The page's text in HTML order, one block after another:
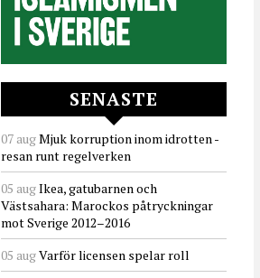
SENASTE
07 augMjuk korruption inom idrotten -
resan runt regelverken
05 augIkea, gatubarnen och
Västsahara: Marockos påtryckningar
mot Sverige 2012–2016
05 augVarför licensen spelar roll